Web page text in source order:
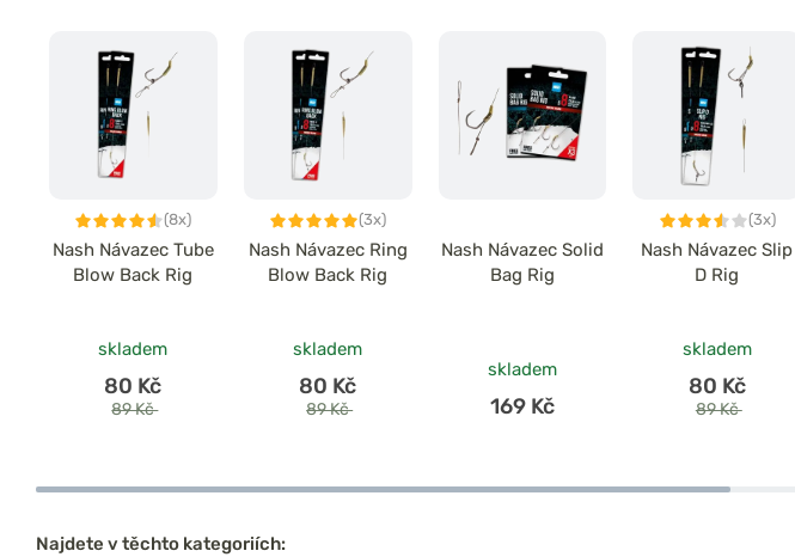
(8x)
Nash Návazec Tube
Blow Back Rig
skladem
80 Kč
89 Kč
(3x)
Nash Návazec Ring
Blow Back Rig
skladem
80 Kč
89 Kč
Nash Návazec Solid
Bag Rig
skladem
169 Kč
(3x)
Nash Návazec Slip
D Rig
skladem
80 Kč
89 Kč
Najdete v těchto kategoriích: